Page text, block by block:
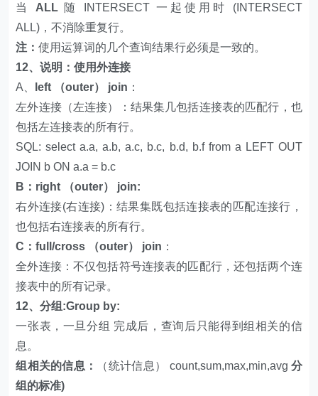
当 ALL 随 INTERSECT 一起使用时 (INTERSECT
ALL)，不消除重复行。
注：使用运算词的几个查询结果行必须是一致的。
12、说明：使用外连接
A、
left （outer） join ：
左外连接（左连接）：结果集几包括连接表的匹配行，也
包括左连接表的所有行。
SQL: select a.a, a.b, a.c, b.c, b.d, b.f from a LEFT OUT
JOIN b ON a.a = b.c
B：right （outer） join:
右外连接(右连接)：结果集既包括连接表的匹配连接行，
也包括右连接表的所有行。
C：full/cross （outer） join ：
全外连接：不仅包括符号连接表的匹配行，还包括两个连
接表中的所有记录。
12、分组:Group by:
一张表，一旦分组 完成后，查询后只能得到组相关的信
息。
组相关的信息：
（统计信息） count,sum,max,min,avg 分
组的标准)